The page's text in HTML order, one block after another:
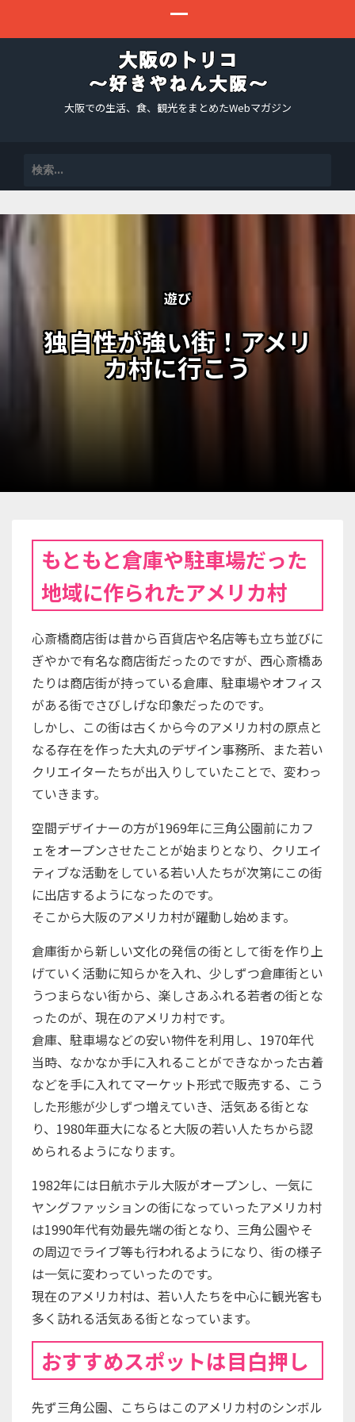
大阪での生活、食、観光をまとめたWebマガジン
検
遊び
独自性が強い街！アメリ
カ村に行こう
もともと倉庫や駐車場だった
地域に作られたアメリカ村
心斎橋商店街は昔から百貨店や名店等も立ち並びに
ぎやかで有名な商店街だったのですが、西心斎橋あ
たりは商店街が持っている倉庫、駐車場やオフィス
がある街でさびしげな印象だったのです。
しかし、この街は古くから今のアメリカ村の原点と
なる存在を作った大丸のデザイン事務所、また若い
クリエイターたちが出入りしていたことで、変わっ
ていきます。
空間デザイナーの方が1969年に三角公園前にカフ
ェをオープンさせたことが始まりとなり、クリエイ
ティブな活動をしている若い人たちが次第にこの街
に出店するようになったのです。
そこから大阪のアメリカ村が躍動し始めます。
倉庫街から新しい文化の発信の街として街を作り上
げていく活動に知らかを入れ、少しずつ倉庫街とい
うつまらない街から、楽しさあふれる若者の街とな
ったのが、現在のアメリカ村です。
倉庫、駐車場などの安い物件を利用し、1970年代
当時、なかなか手に入れることができなかった古着
などを手に入れてマーケット形式で販売する、こう
した形態が少しずつ増えていき、活気ある街とな
り、1980年亜大になると大阪の若い人たちから認
められるようになります。
1982年には日航ホテル大阪がオープンし、一気に
ヤングファッションの街になっていったアメリカ村
は1990年代有効最先端の街となり、三角公園やそ
の周辺でライブ等も行われるようになり、街の様子
は一気に変わっていったのです。
現在のアメリカ村は、若い人たちを中心に観光客も
多く訪れる活気ある街となっています。
おすすめスポットは目白押し
先ず三角公園、こちらはこのアメリカ村のシンボル